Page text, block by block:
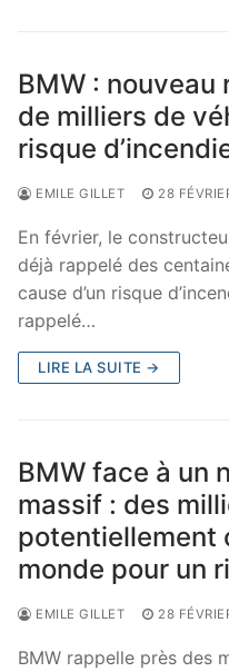
BMW :
de milliers de
risque
EMILE GILLET 28
En février, le
déjà rappelé des
cause d’un risque
rappelé…
LIRE LA SUITE →
BMW face à un
massif : des
potentiellement
monde pour un
EMILE GILLET 28
BMW rappelle près des